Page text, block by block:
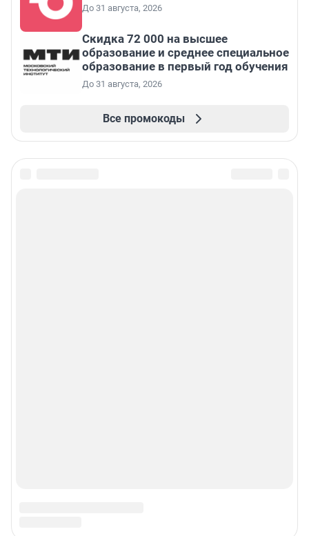
До 31 августа, 2026
Скидка 72 000 на высшее
образование и среднее специальное
образование в первый год обучения
До 31 августа, 2026
Все промокоды